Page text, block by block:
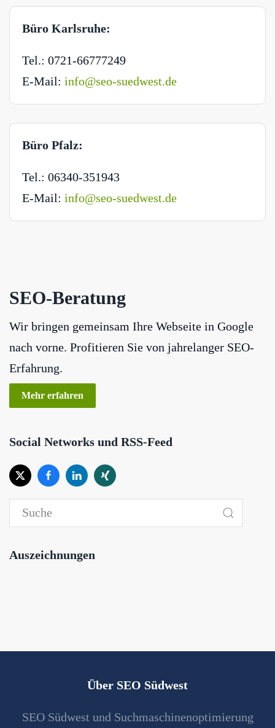
Büro Karlsruhe:
Tel.: 0721-66777249
E-Mail: info@seo-suedwest.de
Büro Pfalz:
Tel.: 06340-351943
E-Mail: info@seo-suedwest.de
SEO-Beratung
Wir bringen gemeinsam Ihre Webseite in Google
nach vorne. Profitieren Sie von jahrelanger SEO-
Erfahrung.
Mehr erfahren
Social Networks und RSS-Feed
Auszeichnungen
Über SEO Südwest
SEO Südwest und Suchmaschinenoptimierung